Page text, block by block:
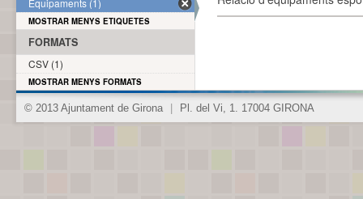
Equipaments (1)
MOSTRAR MENYS ETIQUETES
FORMATS
CSV (1)
MOSTRAR MENYS FORMATS
© 2013 Ajuntament de Girona Pl. del Vi, 1. 17004 GIRONA